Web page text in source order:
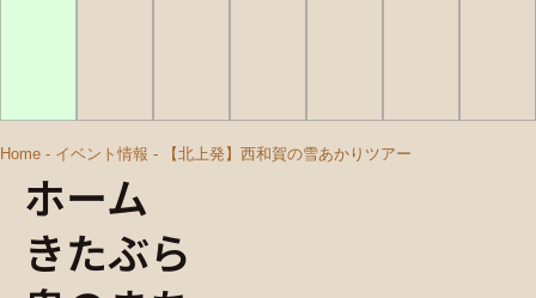
Home - イベント情報 - 【北上発】西和賀の雪あかりツアー
ホーム
きたぶら